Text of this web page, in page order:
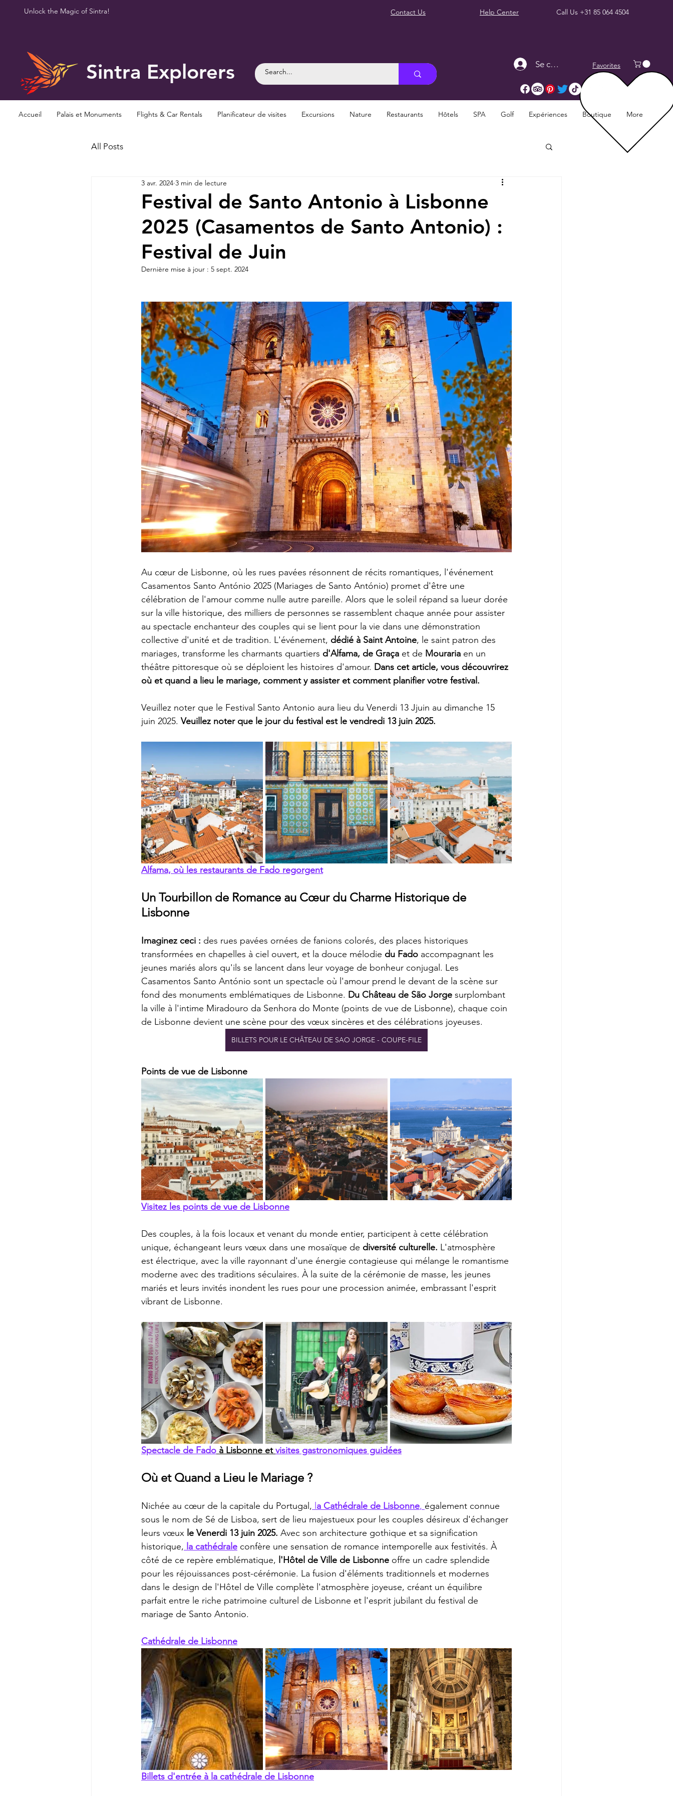
Unlock the Magic of Sintra! Contact Us Help Center Call Us +31 85 064 4504
Sintra Explorers Se connecter Favorites
Accueil Palais et Monuments Flights & Car Rentals Planificateur de visites Excursions Nature Restaurants Hôtels SPA Golf Expériences Boutique More
All Posts
Festival de Santo Antonio à Lisbonne
2025 (Casamentos de Santo Antonio) :
Festival de Juin
3 avr. 2024 3 min de lecture
Dernière mise à jour : 5 sept. 2024
Au cœur de Lisbonne, où les rues pavées résonnent de récits romantiques, l'événement
Casamentos Santo António 2025 (Mariages de Santo António) promet d'être une
célébration de l'amour comme nulle autre pareille. Alors que le soleil répand sa lueur dorée
sur la ville historique, des milliers de personnes se rassemblent chaque année pour assister
au spectacle enchanteur des couples qui se lient pour la vie dans une démonstration
collective d'unité et de tradition. L'événement, dédié à Saint Antoine, le saint patron des
mariages, transforme les charmants quartiers d'Alfama, de Graça et de Mouraria en un
théâtre pittoresque où se déploient les histoires d'amour. Dans cet article, vous découvrirez
où et quand a lieu le mariage, comment y assister et comment planifier votre festival.
Veuillez noter que le Festival Santo Antonio aura lieu du Venerdi 13 Jjuin au dimanche 15
juin 2025. Veuillez noter que le jour du festival est le vendredi 13 juin 2025.
Alfama, où les restaurants de Fado regorgent
Un Tourbillon de Romance au Cœur du Charme Historique de
Lisbonne
Imaginez ceci : des rues pavées ornées de fanions colorés, des places historiques
transformées en chapelles à ciel ouvert, et la douce mélodie du Fado accompagnant les
jeunes mariés alors qu'ils se lancent dans leur voyage de bonheur conjugal. Les
Casamentos Santo António sont un spectacle où l'amour prend le devant de la scène sur
fond des monuments emblématiques de Lisbonne. Du Château de São Jorge surplombant
la ville à l'intime Miradouro da Senhora do Monte (points de vue de Lisbonne), chaque coin
de Lisbonne devient une scène pour des vœux sincères et des célébrations joyeuses.
BILLETS POUR LE CHÂTEAU DE SAO JORGE - COUPE-FILE
Points de vue de Lisbonne
Visitez les points de vue de Lisbonne
Des couples, à la fois locaux et venant du monde entier, participent à cette célébration
unique, échangeant leurs vœux dans une mosaïque de diversité culturelle. L'atmosphère
est électrique, avec la ville rayonnant d'une énergie contagieuse qui mélange le romantisme
moderne avec des traditions séculaires. À la suite de la cérémonie de masse, les jeunes
mariés et leurs invités inondent les rues pour une procession animée, embrassant l'esprit
vibrant de Lisbonne.
Spectacle de Fado à Lisbonne et visites gastronomiques guidées
Où et Quand a Lieu le Mariage ?
Nichée au cœur de la capitale du Portugal, a Cathédrale de Lisbonne, également connue
sous le nom de Sé de Lisboa, sert de lieu majestueux pour les couples désireux d'échanger
leurs vœux le Venerdi 13 juin 2025. Avec son architecture gothique et sa signification
historique, la cathédrale confère une sensation de romance intemporelle aux festivités. À
côté de ce repère emblématique, l'Hôtel de Ville de Lisbonne offre un cadre splendide
pour les réjouissances post-cérémonie. La fusion d'éléments traditionnels et modernes
dans le design de l'Hôtel de Ville complète l'atmosphère joyeuse, créant un équilibre
parfait entre le riche patrimoine culturel de Lisbonne et l'esprit jubilant du festival de
mariage de Santo Antonio.
Cathédrale de Lisbonne
Billets d'entrée à la cathédrale de Lisbonne